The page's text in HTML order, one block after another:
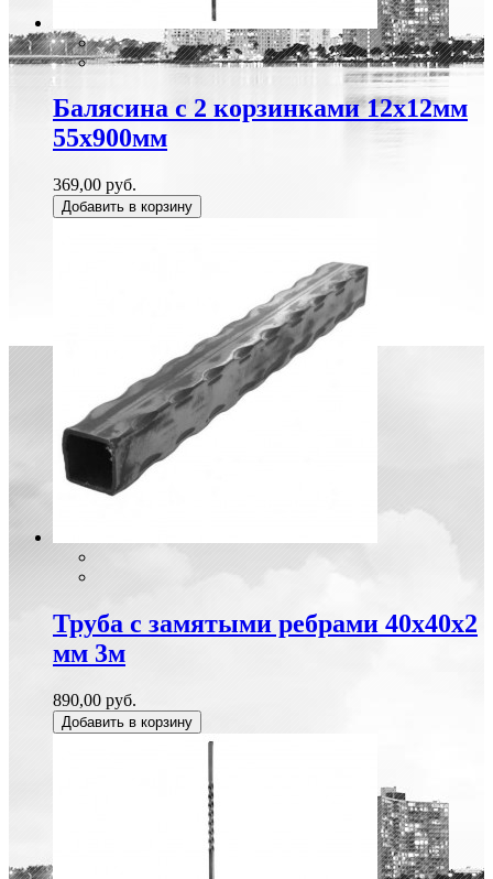
Балясина с 2 корзинками 12х12мм
55х900мм
369,00 руб.
Добавить в корзину
Труба с замятыми ребрами 40х40х2
мм 3м
890,00 руб.
Добавить в корзину